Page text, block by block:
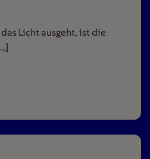
Licht ausgeht, ist die